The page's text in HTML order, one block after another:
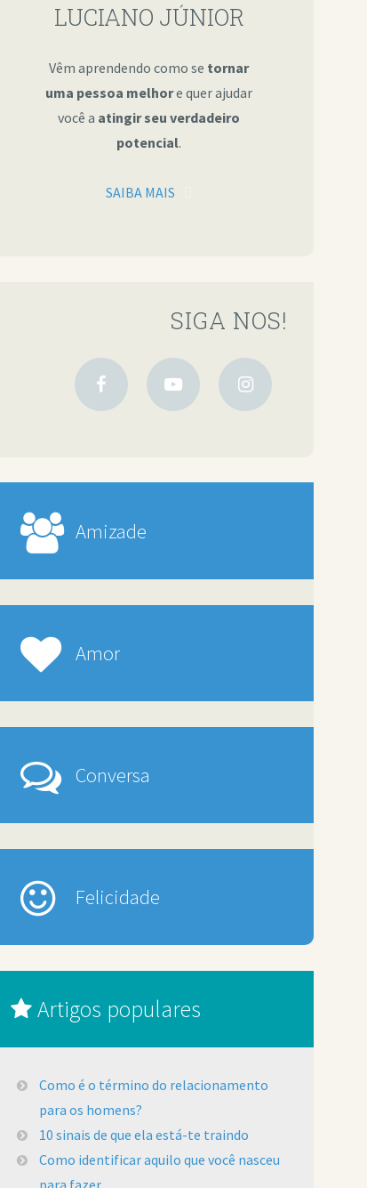
LUCIANO JÚNIOR
Vêm aprendendo como se tornar
uma pessoa melhore quer ajudar
você a atingir seu verdadeiro
potencial.
SAIBA MAIS
SIGA NOS!
Amizade
Amor
Conversa
Felicidade
Artigos populares
Como é o término do relacionamento
para os homens?
10 sinais de que ela está-te traindo
Como identificar aquilo que você nasceu